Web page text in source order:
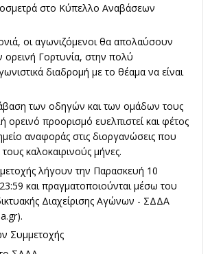
στο Κύπελλο Αναβάσεων
οι αγωνιζόμενοι θα απολαύσουν
ορεινή Γορτυνία, στην πολύ
διαδρομή με το θέαμα να είναι
των οδηγών και των ομάδων τους
ορεινό προορισμό ευελπιστεί και φέτος
αναφοράς στις διοργανώσεις που
καλοκαιρινούς μήνες.
λήγουν την Παρασκευή 10
και πραγματοποιούνται μέσω του
Διαχείρισης Αγώνων - ΣΔΔΑ
).
Συμμετοχής